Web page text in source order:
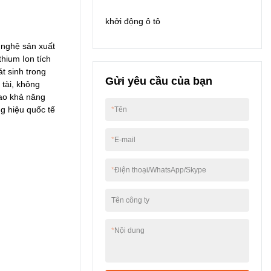
sản xuất
Ion tích
sinh trong
không
khả năng
hiệu quốc tế
khởi động ô tô
Gửi yêu cầu của bạn
*Tên
*E-mail
*Điện thoại/WhatsApp/Skype
Tên công ty
*Nội dung